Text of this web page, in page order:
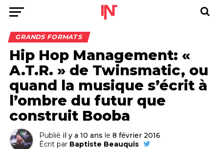
GRANDS FORMATS
Hip Hop Management: «
A.T.R. » de Twinsmatic, ou
quand la musique s’écrit à
l’ombre du futur que
construit Booba
Publié il y a 10 ans le 8 février 2016
Écrit par Baptiste Beauquis